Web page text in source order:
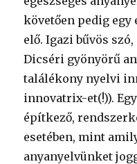
követően pedig egy
elő. Igazi bűvös
Dicséri gyönyörű
találékony nyelvi
innovatrix-et(!)).
építkező,
esetében, mint
anyanyelvünket